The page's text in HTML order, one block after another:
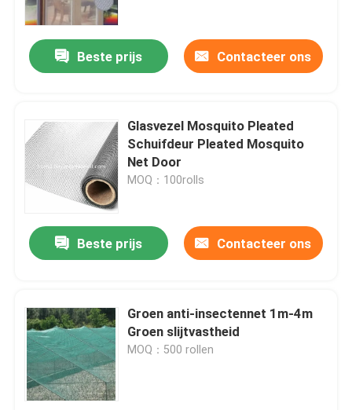
Beste prijs Contacteer ons
Glasvezel Mosquito Pleated
Schuifdeur Pleated Mosquito
Net Door
MOQ：100rolls
Beste prijs Contacteer ons
Groen anti-insectennet 1m-4m
Groen slijtvastheid
MOQ：500 rollen